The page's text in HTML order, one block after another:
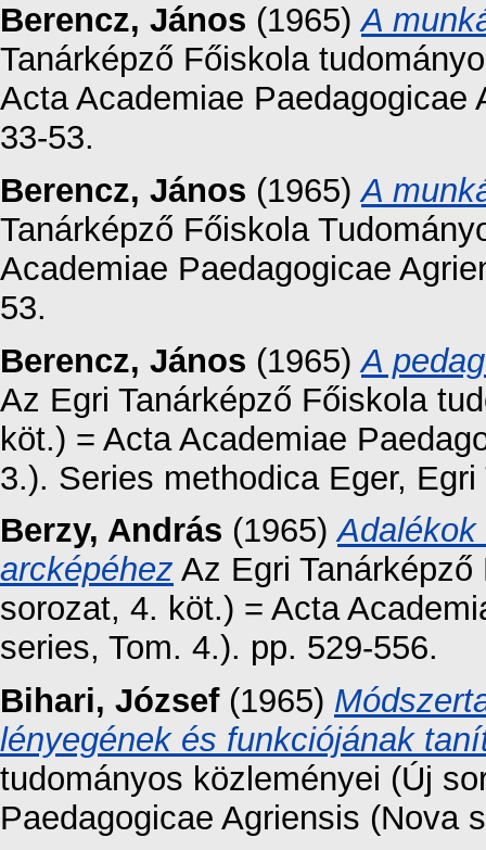
Berencz, János (1965)A
Tanárképző Főiskola
Acta Academiae Paedagogicae
33-53.
Berencz, János (1965)A
Tanárképző Főiskola
Academiae Paedagogicae
53.
Berencz, János (1965)A
Az Egri Tanárképző Főiskola
köt.) = Acta Academiae
3.). Series methodica Eger,
Berzy, András (1965)
arcképéhez Az Egri
sorozat, 4. köt.) = Acta
series, Tom. 4.). pp. 529-556.
Bihari, József(1965)
lényegének és funkciójának
tudományos közleményei (Új
Paedagogicae Agriensis (Nova